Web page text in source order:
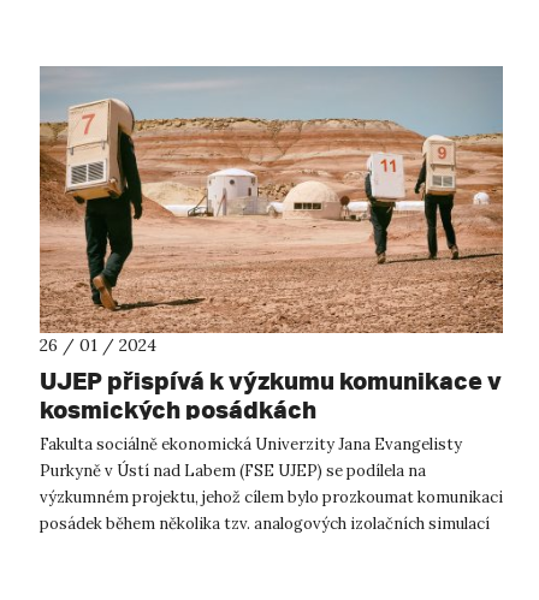
26 / 01 / 2024
UJEP přispívá k výzkumu komunikace v
kosmických posádkách
Fakulta sociálně ekonomická Univerzity Jana Evangelisty
Purkyně v Ústí nad Labem (FSE UJEP) se podílela na
výzkumném projektu, jehož cílem bylo prozkoumat komunikaci
posádek během několika tzv. analogových izolačních simulací